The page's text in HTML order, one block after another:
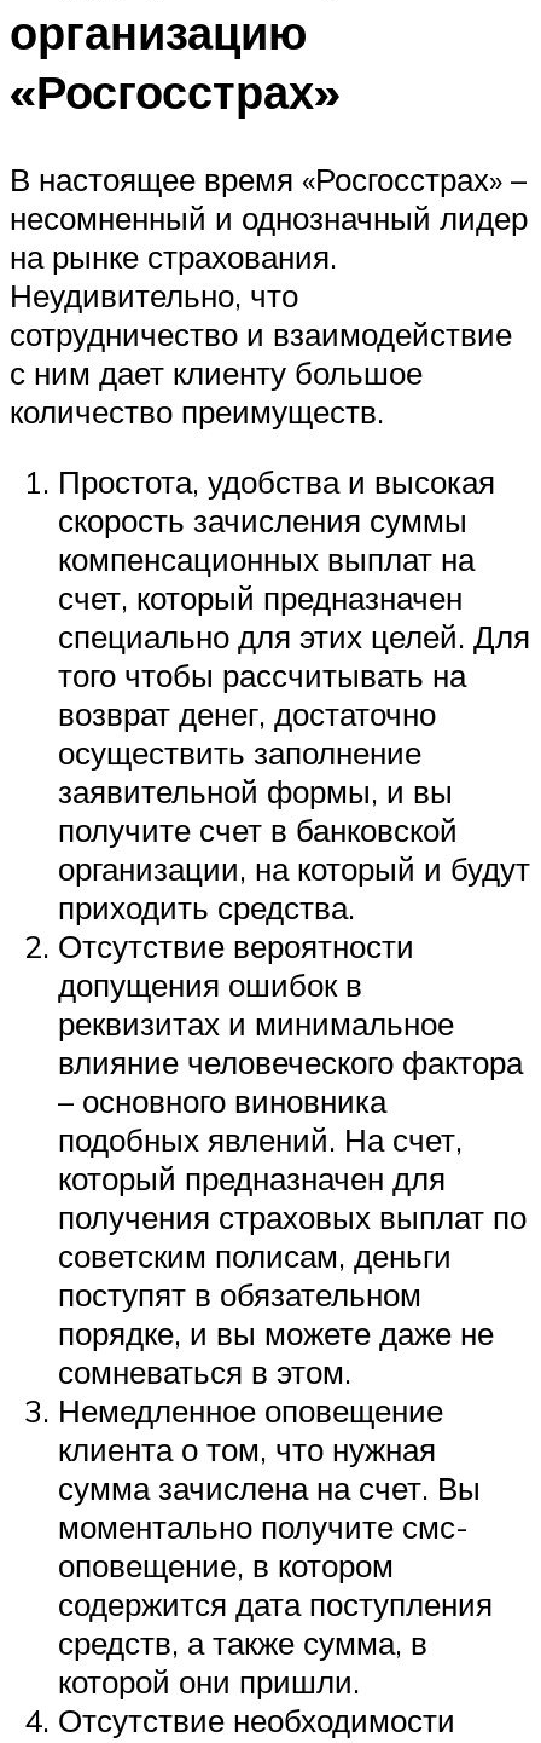
организацию
«Росгосстрах»
В настоящее время «Росгосстрах» –
несомненный и однозначный лидер
на рынке страхования.
Неудивительно, что
сотрудничество и взаимодействие
с ним дает клиенту большое
количество преимуществ.
Простота, удобства и высокая
скорость зачисления суммы
компенсационных выплат на
счет, который предназначен
специально для этих целей. Для
того чтобы рассчитывать на
возврат денег, достаточно
осуществить заполнение
заявительной формы, и вы
получите счет в банковской
организации, на который и будут
приходить средства.
Отсутствие вероятности
допущения ошибок в
реквизитах и минимальное
влияние человеческого фактора
– основного виновника
подобных явлений. На счет,
который предназначен для
получения страховых выплат по
советским полисам, деньги
поступят в обязательном
порядке, и вы можете даже не
сомневаться в этом.
Немедленное оповещение
клиента о том, что нужная
сумма зачислена на счет. Вы
моментально получите смс-
оповещение, в котором
содержится дата поступления
средств, а также сумма, в
которой они пришли.
Отсутствие необходимости